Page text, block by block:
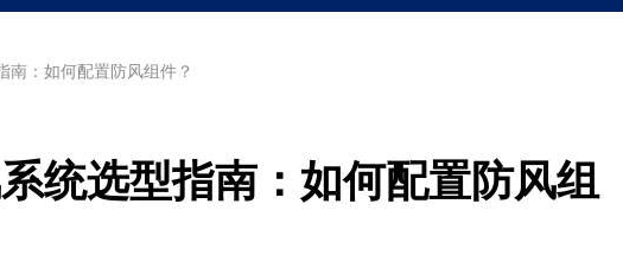
：如何配置防风组件？
统选型指南：如何配置防风组